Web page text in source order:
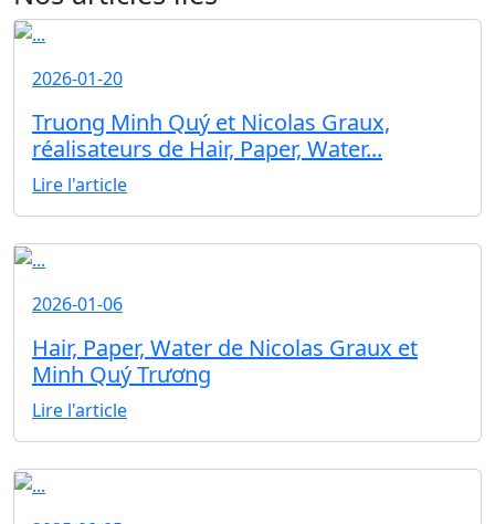
2026-01-20
Truong Minh Quý et Nicolas Graux,
réalisateurs de Hair, Paper, Water...
Lire l'article
2026-01-06
Hair, Paper, Water de Nicolas Graux et
Minh Quý Trương
Lire l'article